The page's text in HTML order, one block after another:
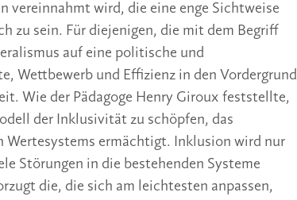
vereinnahmt wird, die eine enge Sichtweise
zu sein. Für diejenigen, die mit dem Begriff
auf eine politische und
Wettbewerb und Effizienz in den Vordergrund
Wie der Pädagoge Henry Giroux feststellte,
der Inklusivität zu schöpfen, das
ermächtigt. Inklusion wird nur
Störungen in die bestehenden Systeme
die, die sich am leichtesten anpassen,